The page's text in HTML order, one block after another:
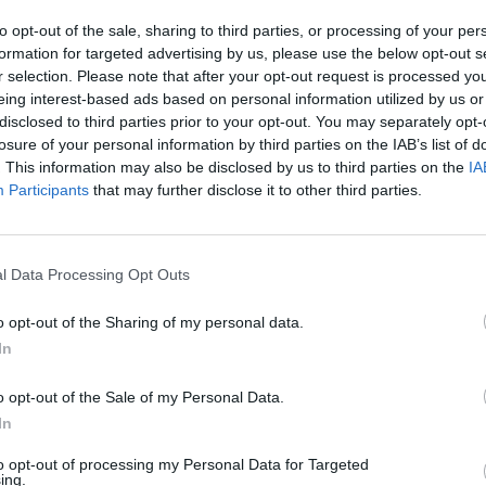
opt-out of the sale, sharing to third parties, or processing of your
for targeted advertising by us, please use the below opt-out
selection. Please note that after your opt-out request is processed
interest-based ads based on personal information utilized by us
to third parties prior to your opt-out. You may separately
of your personal information by third parties on the IAB’s list of
This information may also be disclosed by us to third parties on the
Participants that may further disclose it to other third parties.
Data Processing Opt Outs
opt-out of the Sharing of my personal data.
opt-out of the Sale of my Personal Data.
opt-out of processing my Personal Data for Targeted
metu.
užšalęs ežeras pasirengimas
Žinios Lietuvos diena